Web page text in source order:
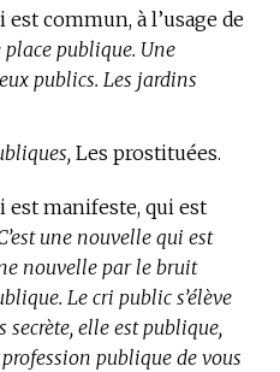
commun, à l’usage de
publique. Une
publics. Les jardins
Les prostituées.
est manifeste, qui est
une nouvelle qui est
nouvelle par le bruit
Le cri public s’élève
secrète, elle est publique,
publique de vous